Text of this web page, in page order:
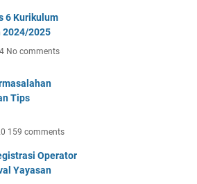
6 Kurikulum
2024/2025
No comments
Tips
159 comments
Operator
Yayasan